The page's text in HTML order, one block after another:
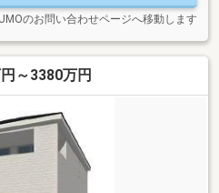
のお問い合わせページへ移動します
～3380万円